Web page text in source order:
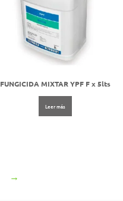
FUNGICIDA MIXTAR YPF F x 5lts
Leer más
→